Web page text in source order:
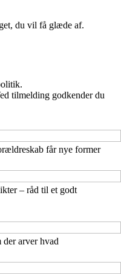
du vil få glæde af.
tilmelding godkender du
får nye former
– råd til et godt
der arver hvad